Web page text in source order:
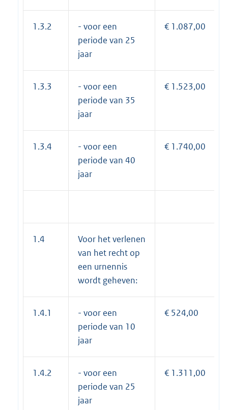
1.3.2
- voor een
periode van 25
jaar
€ 1.087,00
1.3.3
- voor een
periode van 35
jaar
€ 1.523,00
1.3.4
- voor een
periode van 40
jaar
€ 1.740,00
1.4
Voor het verlenen
van het recht op
een urnennis
wordt geheven:
1.4.1
- voor een
periode van 10
jaar
€ 524,00
1.4.2
- voor een
periode van 25
jaar
€ 1.311,00